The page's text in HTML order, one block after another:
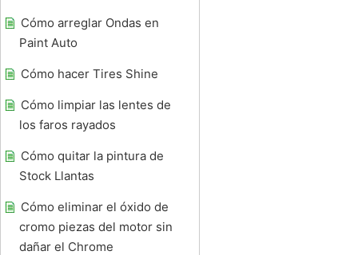
Cómo arreglar Ondas en
Paint Auto
Cómo hacer Tires Shine
Cómo limpiar las lentes de
los faros rayados
Cómo quitar la pintura de
Stock Llantas
Cómo eliminar el óxido de
cromo piezas del motor sin
dañar el Chrome